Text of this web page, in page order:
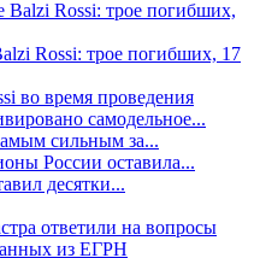
Rossi: трое погибших, 17
во время проведения
самодельное...
сильным за...
России оставила...
десятки...